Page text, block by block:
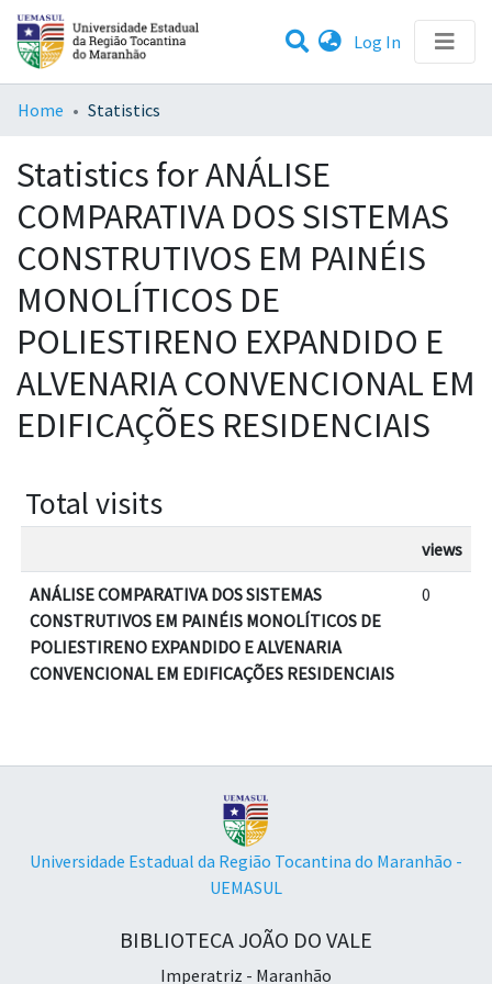
Log In (current)
Communities & Collections
Home Statistics
Statistics for ANÁLISE
COMPARATIVA DOS SISTEMAS
CONSTRUTIVOS EM PAINÉIS
MONOLÍTICOS DE
POLIESTIRENO EXPANDIDO E
ALVENARIA CONVENCIONAL EM
EDIFICAÇÕES RESIDENCIAIS
Total visits
views
ANÁLISE COMPARATIVA DOS SISTEMAS
CONSTRUTIVOS EM PAINÉIS MONOLÍTICOS DE
POLIESTIRENO EXPANDIDO E ALVENARIA
CONVENCIONAL EM EDIFICAÇÕES RESIDENCIAIS
0
Universidade Estadual da Região Tocantina do Maranhão -
UEMASUL
BIBLIOTECA JOÃO DO VALE
Imperatriz - Maranhão